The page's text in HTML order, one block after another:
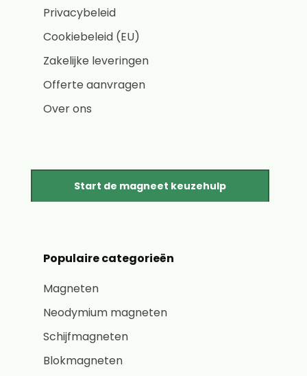
Privacybeleid
Cookiebeleid (EU)
Zakelijke leveringen
Offerte aanvragen
Over ons
Start de magneet keuzehulp
Populaire categorieën
Magneten
Neodymium magneten
Schijfmagneten
Blokmagneten